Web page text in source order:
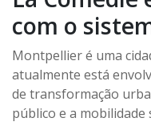
com o
Montpellier é uma
atualmente está
de transformação
público e a